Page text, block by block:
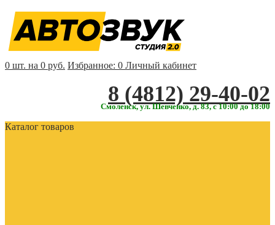
0 шт. на 0 руб. Избранное: 0 Личный кабинет
‎‎8 (4812) 29-40-02
Смоленск, ул. Шевченко, д. 83, с 10:00 до 18:00
Каталог товаров